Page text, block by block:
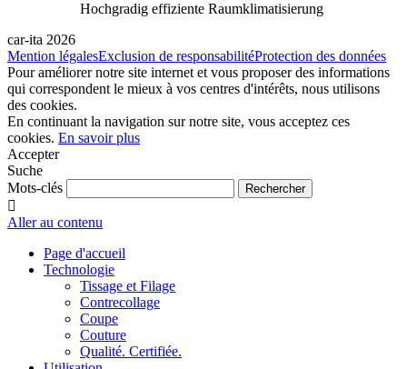
Hochgradig effiziente Raumklimatisierung
car-ita 2026
Mention légalesExclusion de responsabilitéProtection des données
Pour améliorer notre site internet et vous proposer des informations
qui correspondent le mieux à vos centres d'intérêts, nous utilisons
des cookies.
En continuant la navigation sur notre site, vous acceptez ces
cookies. En savoir plus
Accepter
Suche
Mots-clés
Aller au contenu
Page d'accueil
Technologie
Tissage et Filage
Contrecollage
Coupe
Couture
Qualité. Certifiée.